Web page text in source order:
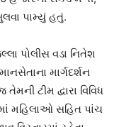
પામ્યું હતું.
પોલીસ વડા નિતેશ
માર્ગદર્શન
ટીમ દ્વારા વિવિધ
મહિલાઓ સહિત પાંચ